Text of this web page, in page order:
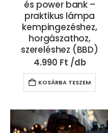
és power bank –
praktikus lámpa
kempingezéshez,
horgászathoz,
szereléshez (BBD)
4.990 Ft
KOSÁRBA TESZEM